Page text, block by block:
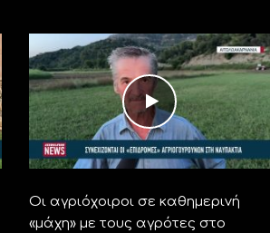
Οι αγριόχοιροι σε καθημερινή
«μάχη» με τους αγρότες στο